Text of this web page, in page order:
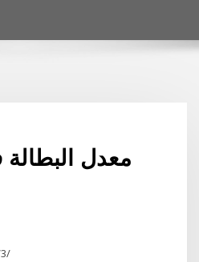
معدل البطالة
19‏‏/3‏‏/1438 بعد الهجرة منذ 6 ساعة